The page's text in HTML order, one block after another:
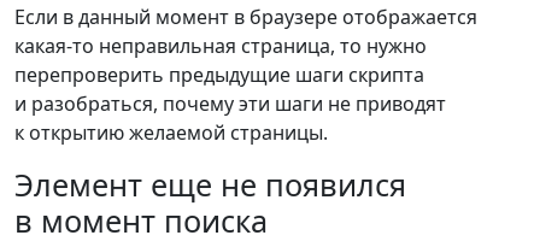
Если в данный момент в браузере отображается
какая-то неправильная страница, то нужно
перепроверить предыдущие шаги скрипта
и разобраться, почему эти шаги не приводят
к открытию желаемой страницы.
Элемент еще не появился
в момент поиска